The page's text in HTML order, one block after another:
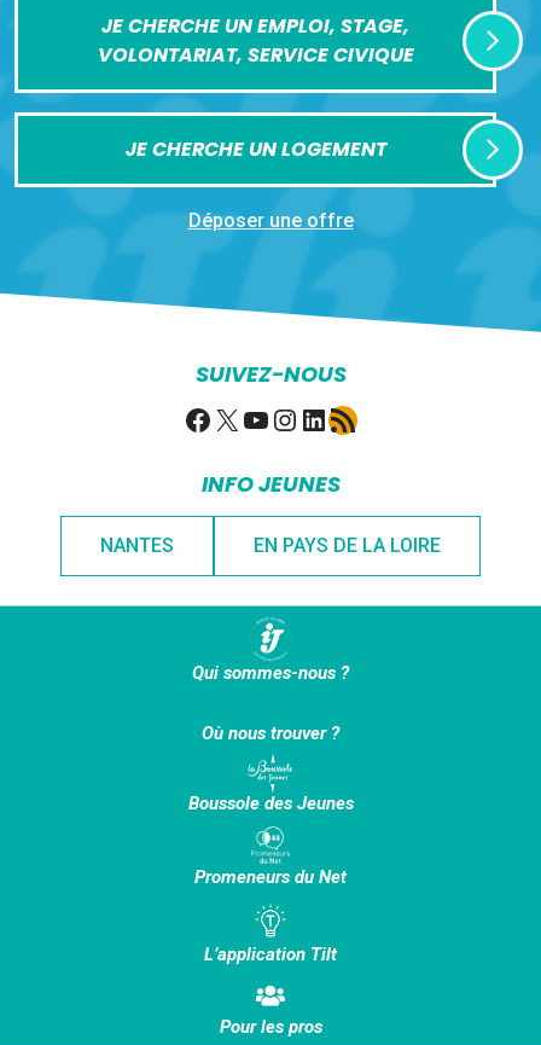
JE CHERCHE UN EMPLOI, STAGE,
VOLONTARIAT, SERVICE CIVIQUE
JE CHERCHE UN LOGEMENT
Déposer une offre
SUIVEZ-NOUS
Facebook
X YouTube
Instagram
LinkedIn
Flux RSS
INFO JEUNES
NANTES EN PAYS DE LA LOIRE
Qui sommes-nous ?
Où nous trouver ?
Boussole des Jeunes
Promeneurs du Net
L’application Tilt
Pour les pros